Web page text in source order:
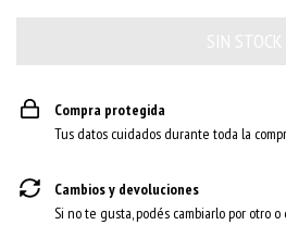
Compra protegida
Tus datos cuidados durante toda la
Cambios y devoluciones
Si no te gusta, podés cambiarlo por otro o